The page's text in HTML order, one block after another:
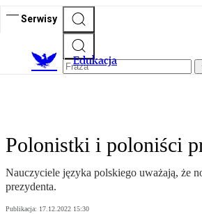
Serwisy
Edukacja
Polonistki i poloniści
Nauczyciele języka polskiego uważają, że
prezydenta.
Publikacja: 17.12.2022 15:30